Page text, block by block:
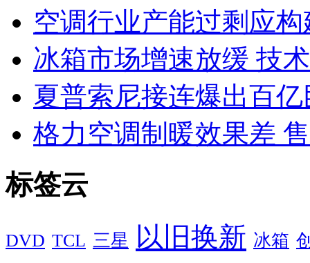
空调行业产能过剩应
冰箱市场增速放缓 技
夏普索尼接连爆出百
格力空调制暖效果差
标签云
DVD TCL 三星 以旧换新 冰箱